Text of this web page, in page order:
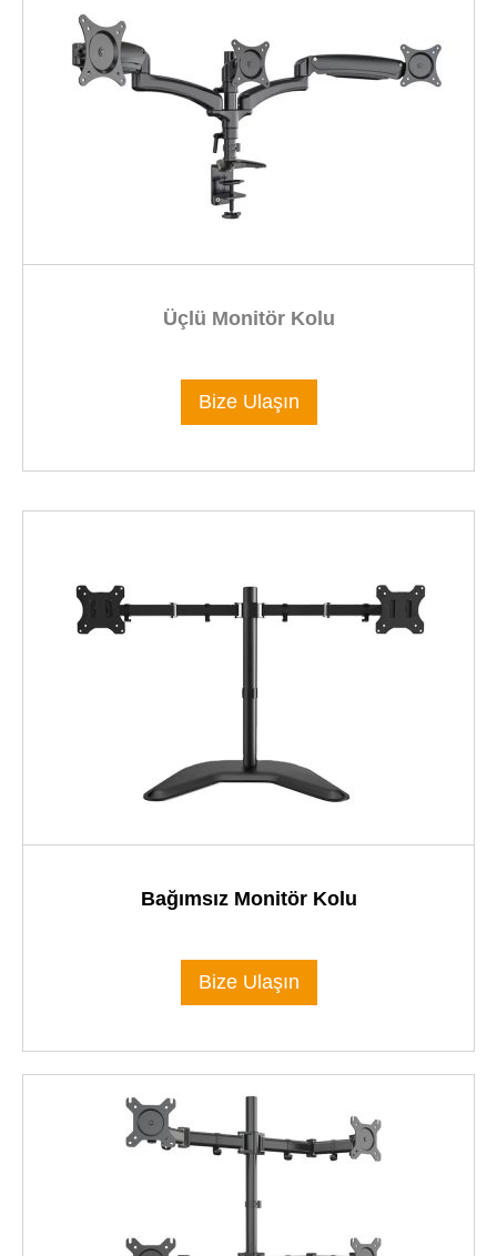
Üçlü Monitör Kolu
Bize Ulaşın
Bağımsız Monitör Kolu
Bize Ulaşın